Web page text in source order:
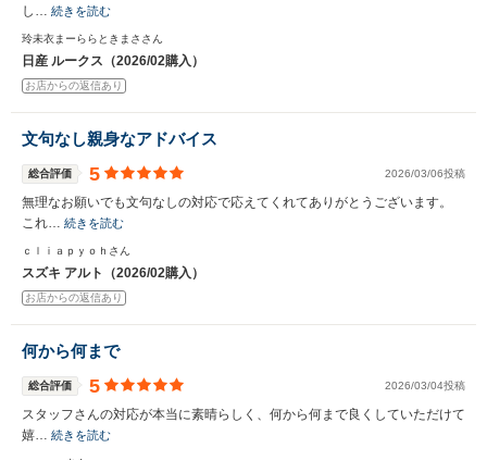
し… 続きを読む
玲未衣まーららときまささん
日産 ルークス（2026/02購入）
お店からの返信あり
文句なし親身なアドバイス
総合評価 5 2026/03/06投稿
無理なお願いでも文句なしの対応で応えてくれてありがとうございます。
これ… 続きを読む
ｃｌｉａｐｙｏｈさん
スズキ アルト（2026/02購入）
お店からの返信あり
何から何まで
総合評価 5 2026/03/04投稿
スタッフさんの対応が本当に素晴らしく、何から何まで良くしていただけて
嬉… 続きを読む